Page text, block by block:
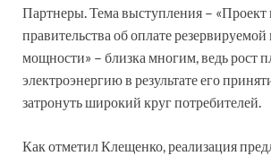
Партнеры. Тема выступления – «Проект
правительства об оплате
мощности» – близка многим, ведь рост
электроэнергию в результате его
затронуть широкий круг потребителей.
Как отметил Клещенко, реализация